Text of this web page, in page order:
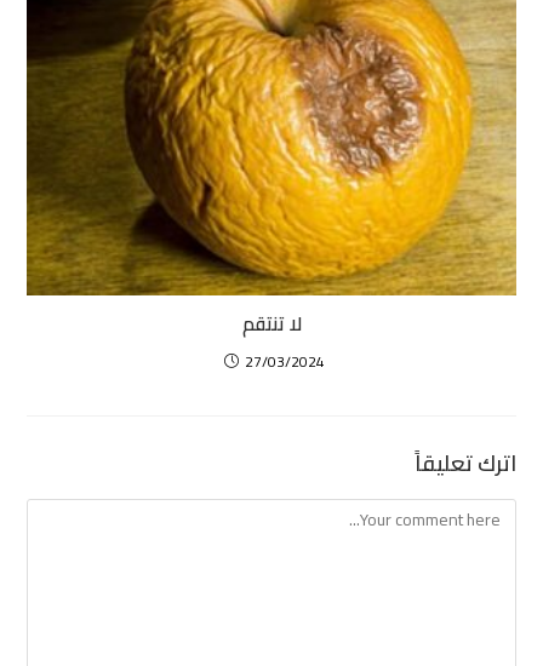
لا تنتقم
27/03/2024
اترك تعليقاً